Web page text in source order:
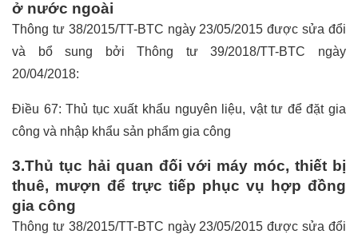
ở nước ngoài
Thông tư 38/2015/TT-BTC ngày 23/05/2015 được sửa đổi
và bổ sung bởi Thông tư 39/2018/TT-BTC ngày
20/04/2018:
Điều 67: Thủ tục xuất khẩu nguyên liệu, vật tư để đặt gia
công và nhập khẩu sản phẩm gia công
3.Thủ tục hải quan đối với máy móc, thiết bị
thuê, mượn để trực tiếp phục vụ hợp đồng
gia công
Thông tư 38/2015/TT-BTC ngày 23/05/2015 được sửa đổi